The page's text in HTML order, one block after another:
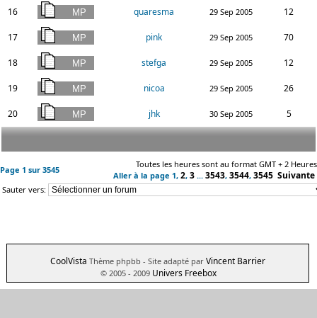
16 quaresma 29 Sep 2005 12
17 pink 29 Sep 2005 70
18 stefga 29 Sep 2005 12
19 nicoa 29 Sep 2005 26
20 jhk 30 Sep 2005 5
Page 1 sur 3545
Toutes les heures sont au format GMT + 2 Heures
Aller à la page 1, 2, 3 ... 3543, 3544, 3545 Suivante
Sauter vers:
CoolVista Thème phpbb - Site adapté par Vincent Barrier
© 2005 - 2009 Univers Freebox